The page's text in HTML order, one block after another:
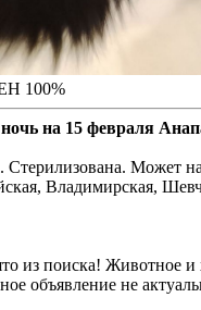
100%
на 15 февраля
Стерилизована. Может
Владимирская,